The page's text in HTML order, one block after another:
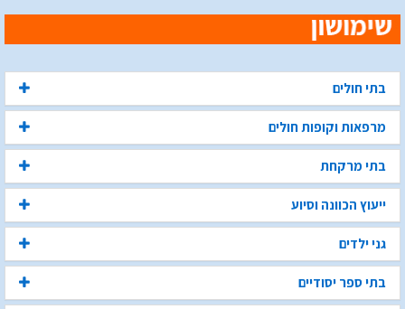
בתי חולים
מרפאות וקופות חולים
בתי מרקחת
ייעוץ הכוונה וסיוע
גני ילדים
בתי ספר יסודיים